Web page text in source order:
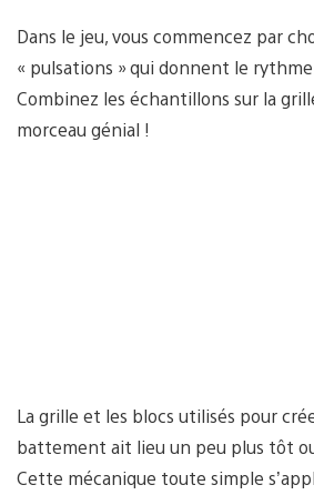
Dans le jeu, vous commencez par
« pulsations » qui donnent le
Combinez les échantillons sur la
morceau génial !
La grille et les blocs utilisés pour
battement ait lieu un peu plus tôt
Cette mécanique toute simple